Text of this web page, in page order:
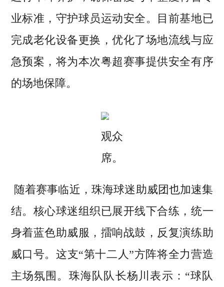
业标准，守护球员运动安全。目前基地已
完成老化设备更换，优化了场地流线与应
急预案，将为本次粤超赛事提供安全有序
的场地保障。
观众
席。
随着赛事临近，珠海球迷助威团也加速集
结。核心球迷组织已展开线下合练，统一
身着蓝色助威服，擂响战鼓，反复演练助
威口号。这支“第十二人”方阵将全力营造
主场氛围。珠海队队长杨川表示：“球队